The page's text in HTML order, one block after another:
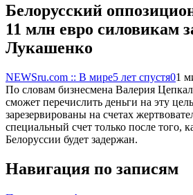
Белорусский
11 млн евро силовикам
Лукашенко
NEWSru.com :: В мире5 лет спустя01
По словам бизнесмена Валерия
сможет перечислить деньги на эту
зарезервированы на счетах
специальный счет только после того,
Белоруссии будет задержан.
Навигация по записям